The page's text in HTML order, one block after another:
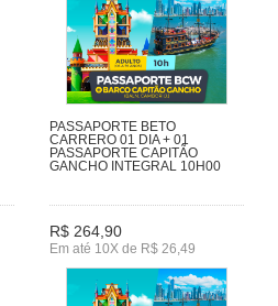
PASSAPORTE BETO
CARRERO 01 DIA + 01
PASSAPORTE CAPITÃO
GANCHO INTEGRAL 10H00
R$ 264,90
Em até 10X de R$ 26,49